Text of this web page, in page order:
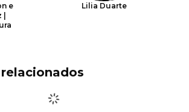
e
Lilia Duarte